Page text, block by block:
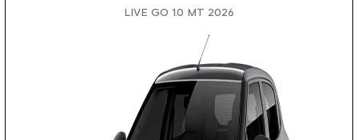
LIVE GO 1.0 MT 2026